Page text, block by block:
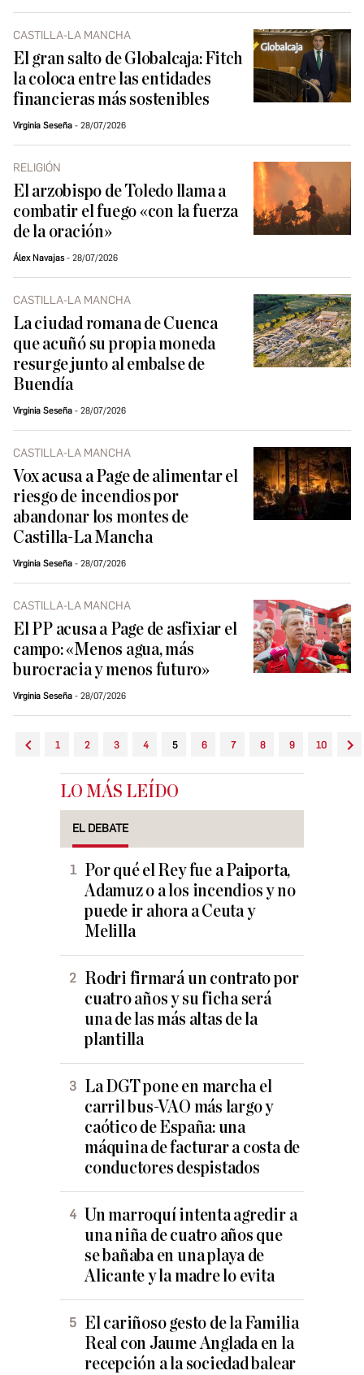
CASTILLA-LA MANCHA
El gran salto de Globalcaja: Fitch
la coloca entre las entidades
financieras más sostenibles
Virginia Seseña 28/07/2026
RELIGIÓN
El arzobispo de Toledo llama a
combatir el fuego «con la fuerza
de la oración»
Álex Navajas 28/07/2026
CASTILLA-LA MANCHA
La ciudad romana de Cuenca
que acuñó su propia moneda
resurge junto al embalse de
Buendía
Virginia Seseña 28/07/2026
CASTILLA-LA MANCHA
Vox acusa a Page de alimentar el
riesgo de incendios por
abandonar los montes de
Castilla-La Mancha
Virginia Seseña 28/07/2026
CASTILLA-LA MANCHA
El PP acusa a Page de asfixiar el
campo: «Menos agua, más
burocracia y menos futuro»
Virginia Seseña 28/07/2026
1 2 3 4 5 6 7 8 9 10
LO MÁS LEÍDO
EL DEBATE
Por qué el Rey fue a Paiporta,
Adamuz o a los incendios y no
puede ir ahora a Ceuta y
Melilla
Rodri firmará un contrato por
cuatro años y su ficha será
una de las más altas de la
plantilla
La DGT pone en marcha el
carril bus-VAO más largo y
caótico de España: una
máquina de facturar a costa de
conductores despistados
Un marroquí intenta agredir a
una niña de cuatro años que
se bañaba en una playa de
Alicante y la madre lo evita
El cariñoso gesto de la Familia
Real con Jaume Anglada en la
recepción a la sociedad balear